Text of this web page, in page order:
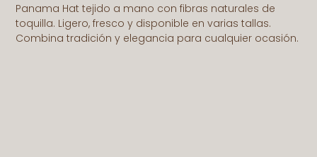
Panama Hat tejido a mano con fibras naturales de
toquilla. Ligero, fresco y disponible en varias tallas.
Combina tradición y elegancia para cualquier ocasión.